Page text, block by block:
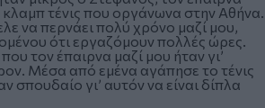
τένις που οργάνωνα στην Αθήνα.
να περνάει πολύ χρόνο μαζί μου,
ότι εργαζόμουν πολλές ώρες.
τον έπαιρνα μαζί μου ήταν γι’
Μέσα από εμένα αγάπησε το τένις
γι’ αυτόν να είναι δίπλα